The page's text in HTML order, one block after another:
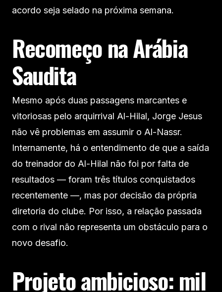
acordo seja selado na próxima semana.
Recomeço na Arábia
Saudita
Mesmo após duas passagens marcantes e
vitoriosas pelo arquirrival Al-Hilal, Jorge Jesus
não vê problemas em assumir o Al-Nassr.
Internamente, há o entendimento de que a saída
do treinador do Al-Hilal não foi por falta de
resultados — foram três títulos conquistados
recentemente —, mas por decisão da própria
diretoria do clube. Por isso, a relação passada
com o rival não representa um obstáculo para o
novo desafio.
Projeto ambicioso: mil